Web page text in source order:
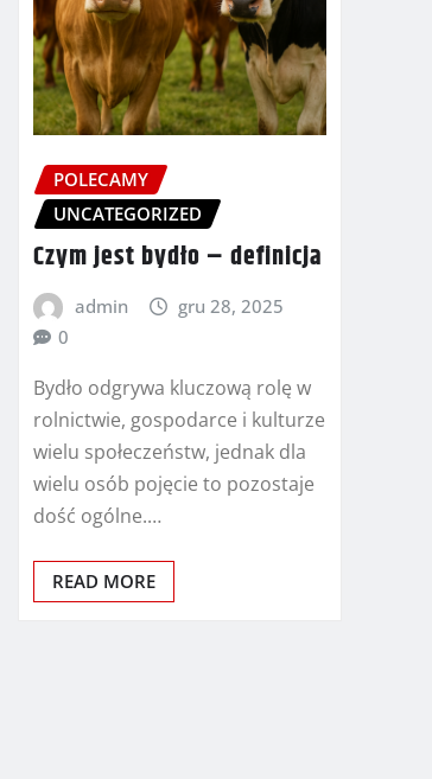
POLECAMY
UNCATEGORIZED
Czym jest bydło – definicja
admin
gru 28, 2025
0
Bydło odgrywa kluczową rolę w
rolnictwie, gospodarce i kulturze
wielu społeczeństw, jednak dla
wielu osób pojęcie to pozostaje
dość ogólne.…
READ MORE